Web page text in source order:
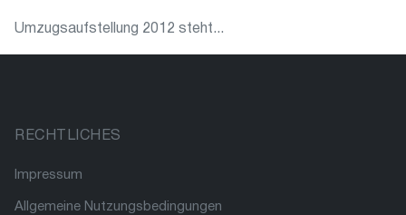
Umzugsaufstellung 2012 steht...
RECHTLICHES
Impressum
Allgemeine Nutzungsbedingungen